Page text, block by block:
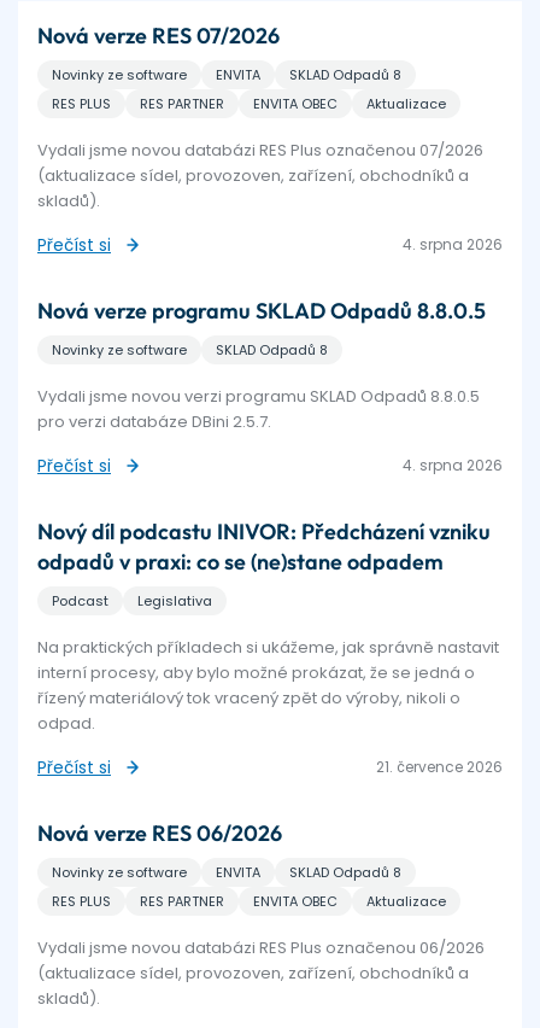
Nová verze RES 07/2026
Novinky ze software ENVITA
SKLAD Odpadů 8
RES PLUS
RES PARTNER ENVITA OBEC Aktualizace
Vydali jsme novou databázi RES Plus označenou 07/2026
(aktualizace sídel, provozoven, zařízení, obchodníků a
skladů).
Přečíst si 4. srpna 2026
Nová verze programu SKLAD Odpadů 8.8.0.5
Novinky ze software SKLAD Odpadů 8
Vydali jsme novou verzi programu SKLAD Odpadů 8.8.0.5
pro verzi databáze DBini 2.5.7.
Přečíst si 4. srpna 2026
Nový díl podcastu INIVOR: Předcházení vzniku
odpadů v praxi: co se (ne)stane odpadem
Podcast Legislativa
Na praktických příkladech si ukážeme, jak správně nastavit
interní procesy, aby bylo možné prokázat, že se jedná o
řízený materiálový tok vracený zpět do výroby, nikoli o
odpad.
Přečíst si 21. července 2026
Nová verze RES 06/2026
Novinky ze software ENVITA
SKLAD Odpadů 8
RES PLUS
RES PARTNER ENVITA OBEC Aktualizace
Vydali jsme novou databázi RES Plus označenou 06/2026
(aktualizace sídel, provozoven, zařízení, obchodníků a
skladů).